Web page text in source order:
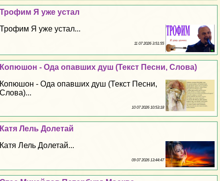
Трофим Я уже устал
Трофим Я уже устал...
11 07 2026 3:51:55
Копюшон - Ода опавших душ (Текст Песни, Слова)
Копюшон - Ода опавших душ (Текст Песни,
Слова)...
10 07 2026 10:53:18
Катя Лель Долетай
Катя Лель Долетай...
09 07 2026 13:44:47